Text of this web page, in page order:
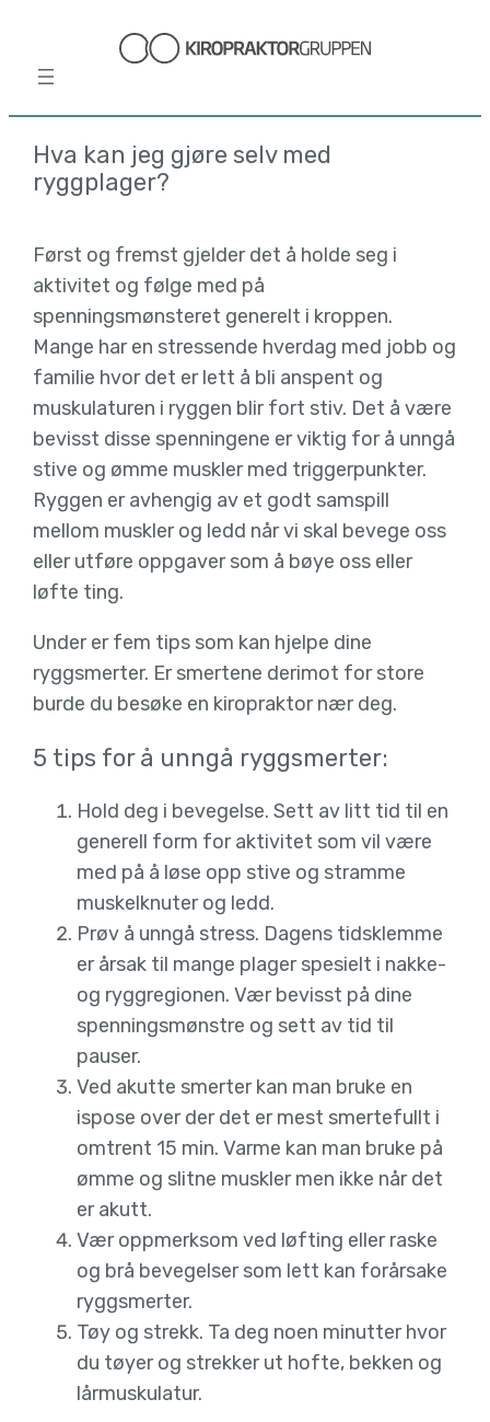
innhold
Hva kan jeg gjøre selv med
ryggplager?
Først og fremst gjelder det å holde seg i
aktivitet og følge med på
spenningsmønsteret generelt i kroppen.
Mange har en stressende hverdag med jobb og
familie hvor det er lett å bli anspent og
muskulaturen i ryggen blir fort stiv. Det å være
bevisst disse spenningene er viktig for å unngå
stive og ømme muskler med triggerpunkter.
Ryggen er avhengig av et godt samspill
mellom muskler og ledd når vi skal bevege oss
eller utføre oppgaver som å bøye oss eller
løfte ting.
Under er fem tips som kan hjelpe dine
ryggsmerter. Er smertene derimot for store
burde du besøke en kiropraktor nær deg.
5 tips for å unngå ryggsmerter:
Hold deg i bevegelse. Sett av litt tid til en
generell form for aktivitet som vil være
med på å løse opp stive og stramme
muskelknuter og ledd.
Prøv å unngå stress. Dagens tidsklemme
er årsak til mange plager spesielt i nakke-
og ryggregionen. Vær bevisst på dine
spenningsmønstre og sett av tid til
pauser.
Ved akutte smerter kan man bruke en
ispose over der det er mest smertefullt i
omtrent 15 min. Varme kan man bruke på
ømme og slitne muskler men ikke når det
er akutt.
Vær oppmerksom ved løfting eller raske
og brå bevegelser som lett kan forårsake
ryggsmerter.
Tøy og strekk. Ta deg noen minutter hvor
du tøyer og strekker ut hofte, bekken og
lårmuskulatur.